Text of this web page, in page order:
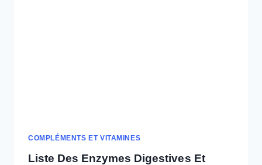
COMPLÉMENTS ET VITAMINES
Liste Des Enzymes Digestives Et